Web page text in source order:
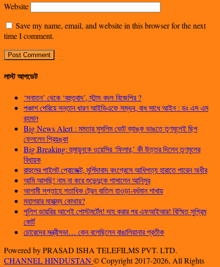
Website
Save my name, email, and website in this browser for the next
time I comment.
লাস্ট আপডেট
‘সনাতন’ থেকে ‘বহুতবাদ’, স্টান্স বদল বিজেপির ?
পঞ্চাশ পেরিয়ে সন্তান ধারণ আইভিএফে সম্ভব, বাধ সাধে আইন : ডঃ এস এম
রহমান
Big News Alert : মমতার মুসলিম ভোট ব্যাঙ্ক ভাঙতে তৃণমূলেই ছিপ
ফেললেন প্রিয়ঙ্কা
Big Breaking: হুমায়ুনকে ওয়েসির ‘ফিলার,’ কী উত্তর দিলেন তৃণমূলের
বিধায়ক
রাহুলের পাইলট প্রোজেক্ট, মুর্শিদাবাদ কংগ্রেসে আধিপত্য হারাতে পারেন অধীর
আমি আসছি! নাম না করে শুভেন্দুকে শাসালেন আনিসুর
আগামী সপ্তাহে শতাধিক ট্রেন বাতিল হাওড়া-বর্ধমান শাখায়
মহালয়ার মাহাত্ম্য কোথায়?
পুলিশ ডায়রির আগেই পোস্টমর্টেম! দাহ করার পর এফআইআর! বিস্মিত সুপ্রিম
কোর্ট
চোরেদের মন্ত্রীসভা… কেন বলেছিলেন বাঙালিয়ানার প্রতীক
Powered by PRASAD ISHA TELEFILMS PVT. LTD.
CHANNEL HINDUSTAN© Copyright 2017-2026, All Rights